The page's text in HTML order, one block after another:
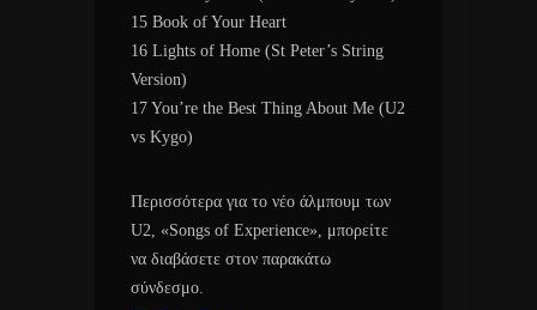
15 Book of Your Heart
16 Lights of Home (St Peter’s String
Version)
17 You’re the Best Thing About Me (U2
vs Kygo)
Περισσότερα για το νέο άλμπουμ των
U2, «Songs of Experience», μπορείτε
να διαβάσετε στον παρακάτω
σύνδεσμο.